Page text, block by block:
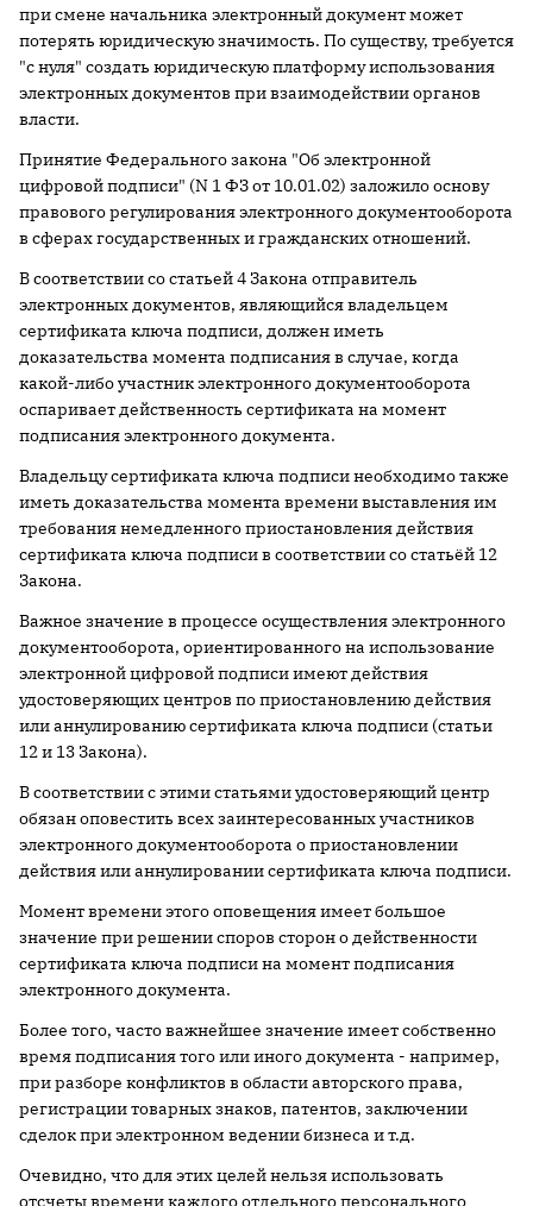
при смене начальника электронный документ может
потерять юридическую значимость. По существу, требуется
"с нуля" создать юридическую платформу использования
электронных документов при взаимодействии органов
власти.
Принятие Федерального закона "Об электронной
цифровой подписи" (N 1 ФЗ от 10.01.02) заложило основу
правового регулирования электронного документооборота
в сферах государственных и гражданских отношений.
В соответствии со статьей 4 Закона отправитель
электронных документов, являющийся владельцем
сертификата ключа подписи, должен иметь
доказательства момента подписания в случае, когда
какой-либо участник электронного документооборота
оспаривает действенность сертификата на момент
подписания электронного документа.
Владельцу сертификата ключа подписи необходимо также
иметь доказательства момента времени выставления им
требования немедленного приостановления действия
сертификата ключа подписи в соответствии со статьёй 12
Закона.
Важное значение в процессе осуществления электронного
документооборота, ориентированного на использование
электронной цифровой подписи имеют действия
удостоверяющих центров по приостановлению действия
или аннулированию сертификата ключа подписи (статьи
12 и 13 Закона).
В соответствии с этими статьями удостоверяющий центр
обязан оповестить всех заинтересованных участников
электронного документооборота о приостановлении
действия или аннулировании сертификата ключа подписи.
Момент времени этого оповещения имеет большое
значение при решении споров сторон о действенности
сертификата ключа подписи на момент подписания
электронного документа.
Более того, часто важнейшее значение имеет собственно
время подписания того или иного документа - например,
при разборе конфликтов в области авторского права,
регистрации товарных знаков, патентов, заключении
сделок при электронном ведении бизнеса и т.д.
Очевидно, что для этих целей нельзя использовать
отсчеты времени каждого отдельного персонального